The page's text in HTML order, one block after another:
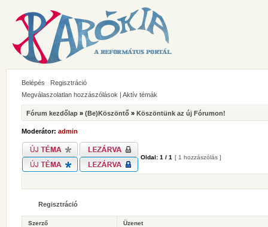
Belépés
Regisztráció
Megválaszolatlan hozzászólások | Aktív témák
Fórum kezdőlap » (Be)Köszöntő » Köszöntünk az új Fórumon!
Moderátor: admin
Oldal: 1 / 1 [ 1 hozzászólás ]
Regisztráció
Szerző Üzenet